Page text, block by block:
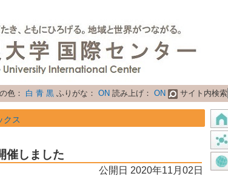
色： 白 青 黒 ふりがな： ON 読み上げ： ON サイト内検索
クス
催しました
公開日 2020年11月02日